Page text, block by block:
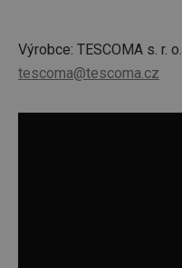
Výrobce: TESCOMA s. r.
tescoma@tescoma.cz